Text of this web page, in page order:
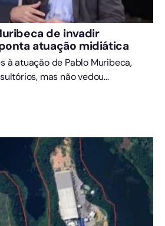
de invadir
atuação midiática
à atuação de Pablo Muribeca,
mas não vedou...